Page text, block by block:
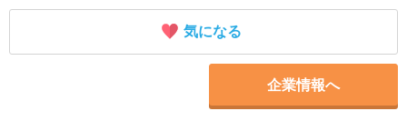
気になる
企業情報へ